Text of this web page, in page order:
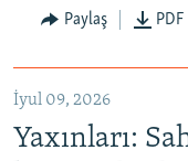
Paylaş PDF
İyul 09, 2026
Yaxınları: